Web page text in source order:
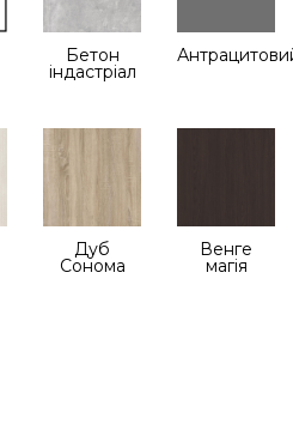
Бетон
індастріал
Дуб
Сонома
Венге
магія